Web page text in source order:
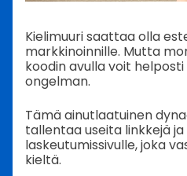
Kielimuuri saattaa olla
markkinoinnille. Mutta
koodin avulla voit
ongelman.
Tämä ainutlaatuinen
tallentaa useita linkkejä
laskeutumissivulle, joka
kieltä.